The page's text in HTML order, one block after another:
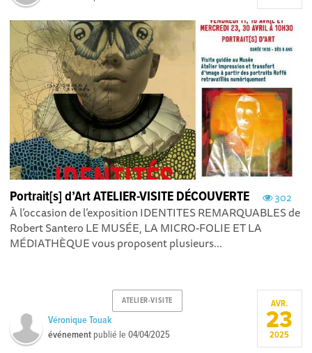
302
Portrait[s] d’Art ATELIER-VISITE DÉCOUVERTE
À l’occasion de l’exposition IDENTITES REMARQUABLES de
Robert Santero LE MUSÉE, LA MICRO-FOLIE ET LA
MÉDIATHÈQUE vous proposent plusieurs...
ATELIER-VISITE
Véronique Touak
événement publié le04/04/2025
AVR.
23
2025